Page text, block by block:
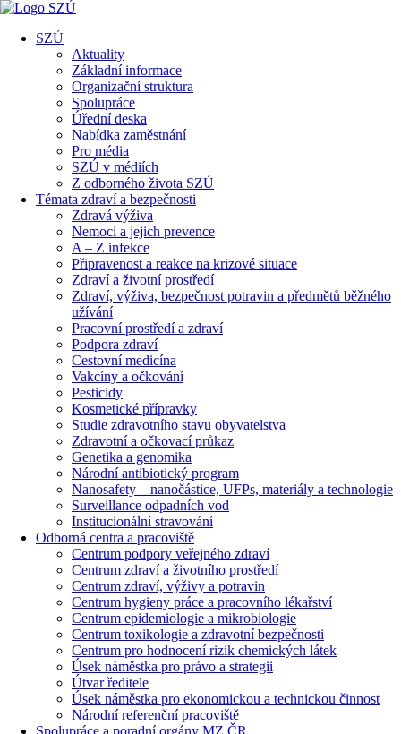
SZÚ
Aktuality
Základní informace
Organizační struktura
Spolupráce
Úřední deska
Nabídka zaměstnání
Pro média
SZÚ v médiích
Z odborného života SZÚ
Témata zdraví a bezpečnosti
Zdravá výživa
Nemoci a jejich prevence
A – Z infekce
Připravenost a reakce na krizové situace
Zdraví a životní prostředí
Zdraví, výživa, bezpečnost potravin a předmětů běžného
užívání
Pracovní prostředí a zdraví
Podpora zdraví
Cestovní medicína
Vakcíny a očkování
Pesticidy
Kosmetické přípravky
Studie zdravotního stavu obyvatelstva
Zdravotní a očkovací průkaz
Genetika a genomika
Národní antibiotický program
Nanosafety – nanočástice, UFPs, materiály a technologie
Surveillance odpadních vod
Institucionální stravování
Odborná centra a pracoviště
Centrum podpory veřejného zdraví
Centrum zdraví a životního prostředí
Centrum zdraví, výživy a potravin
Centrum hygieny práce a pracovního lékařství
Centrum epidemiologie a mikrobiologie
Centrum toxikologie a zdravotní bezpečnosti
Centrum pro hodnocení rizik chemických látek
Úsek náměstka pro právo a strategii
Útvar ředitele
Úsek náměstka pro ekonomickou a technickou činnost
Národní referenční pracoviště
Spolupráce a poradní orgány MZ ČR